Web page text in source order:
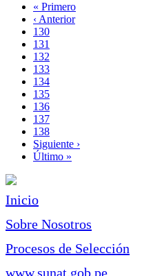
Paginación
Primera
página
« Primero
Página
anterior
‹ Anterior
Page
130
Page
131
Page
132
Page
133
Página
actual
134
Page
135
Page
136
Page
137
Page
138
Siguiente
página
Siguiente ›
Última
Último »
Inicio
Sobre Nosotros
Procesos de Selección
www.sunat.gob.pe